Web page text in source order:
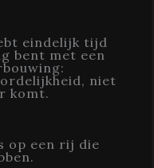
eindelijk tijd
bent met een
niet
komt.
op een rij die